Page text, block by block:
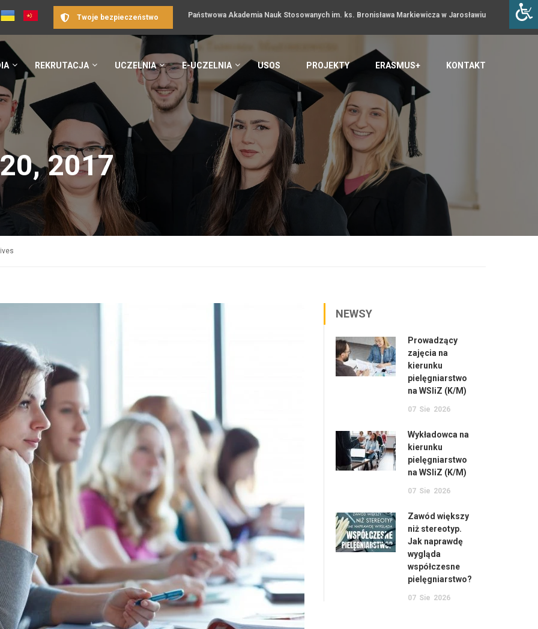
Państwowa Akademia Nauk Stosowanych im. ks. Bronisława Markiewicza w Jarosławiu
Twoje bezpieczeństwo
REKRUTACJA UCZELNIA E-UCZELNIA USOS PROJEKTY ERASMUS+ KONTAKT
2017
NEWSY
Prowadzący
zajęcia na
kierunku
pielęgniarstwo
na WSIiZ (K/M)
07 Sie 2026
Wykładowca na
kierunku
pielęgniarstwo
na WSIiZ (K/M)
07 Sie 2026
Zawód większy
niż stereotyp.
Jak naprawdę
wygląda
współczesne
pielęgniarstwo?
07 Sie 2026